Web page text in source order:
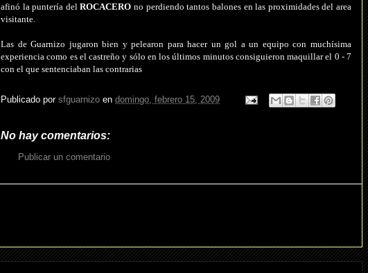
afinó la puntería delROCACERO no perdiendo tantos balones en las proximidades del area
visitante.
Las de Guarnizo jugaron bien y pelearon para hacer un gol a un equipo con muchísima
experiencia como es el castreño y sólo en los últimos minutos consiguieron maquillar el 0 - 7
con el que sentenciaban las contrarias
Publicado por sfguarnizo en domingo, febrero 15, 2009
No hay comentarios:
Publicar un comentario